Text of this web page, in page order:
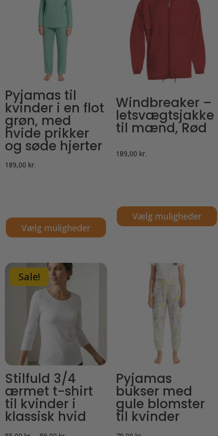
Pyjamas til
kvinder i en flot
grøn, med
hvide prikker
og søde hjerter
189,00 kr.
Vælg muligheder
har
flere
varianter.
Mulighederne
vælges
varesiden
Windbreaker –
letsvægtsjakke
til mænd, Rød
189,00 kr.
Vælg muligheder
Mulighederne
Sale!
Stilfuld 3/4
ærmet t-shirt
til kvinder i
klassisk hvid
Pyjamas
bukser med
gule blomster
til kvinder